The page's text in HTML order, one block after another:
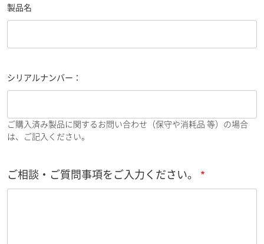
製品名
シリアルナンバー：
ご購入済み製品に関するお問い合わせ（保守や消耗品 等）の場合
は、ご記入ください。
ご相談・ご質問事項をご入力ください。